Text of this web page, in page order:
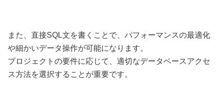
また、直接SQL文を書くことで、パフォーマンスの最適化
や細かいデータ操作が可能になります。
プロジェクトの要件に応じて、適切なデータベースアクセ
ス方法を選択することが重要です。